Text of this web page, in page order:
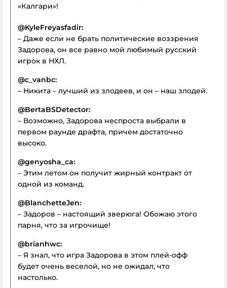
«Калгари»!
@KyleFreyasfadir:
– Даже если не брать политические воззрения
Задорова, он все равно мой любимый русский
игрок в НХЛ.
@c_vanbc:
– Никита – лучший из злодеев, и он – наш злодей.
@BertaBSDetector:
– Возможно, Задорова неспроста выбрали в
первом раунде драфта, причем достаточно
высоко.
@genyosha_ca:
– Этим летом он получит жирный контракт от
одной из команд.
@BlanchetteJen:
– Задоров – настоящий зверюга! Обожаю этого
парня, что за игрочище!
@brianhwc:
– Я знал, что игра Задорова в этом плей-офф
будет очень веселой, но не ожидал, что
настолько.